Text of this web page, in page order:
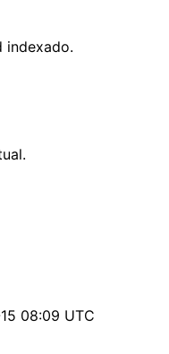
indexado.
08:09 UTC